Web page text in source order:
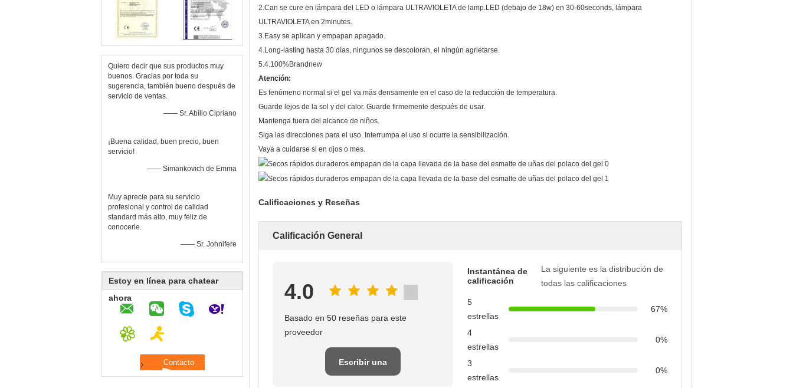
Quiero decir que sus productos muy
buenos. Gracias por toda su
sugerencia, también bueno después de
servicio de ventas.
—— Sr. Abílio Cipriano
¡Buena calidad, buen precio, buen
servicio!
—— Simankovich de Emma
Muy aprecie para su servicio
profesional y control de calidad
standard más alto, muy feliz de
conocerle.
—— Sr. Johnifere
Estoy en línea para chatear
ahora
2.Can se cure en lámpara del LED o lámpara ULTRAVIOLETA de lamp.LED (debajo de 18w) en 30-60seconds, lámpara
ULTRAVIOLETA en 2minutes.
3.Easy se aplican y empapan apagado.
4.Long-lasting hasta 30 días, ningunos se descoloran, el ningún agrietarse.
5.4.100%Brandnew
Atención:
Es fenómeno normal si el gel va más densamente en el caso de la reducción de temperatura.
Guarde lejos de la sol y del calor. Guarde firmemente después de usar.
Mantenga fuera del alcance de niños.
Siga las direcciones para el uso. Interrumpa el uso si ocurre la sensibilización.
Vaya a cuidarse si en ojos o mes.
Calificaciones y Reseñas
Calificación General
4.0
Basado en 50 reseñas para este
proveedor
Escribir una
Instantánea de
calificación
La siguiente es la distribución de
todas las calificaciones
5
estrellas
67%
4
estrellas
0%
3
estrellas
0%